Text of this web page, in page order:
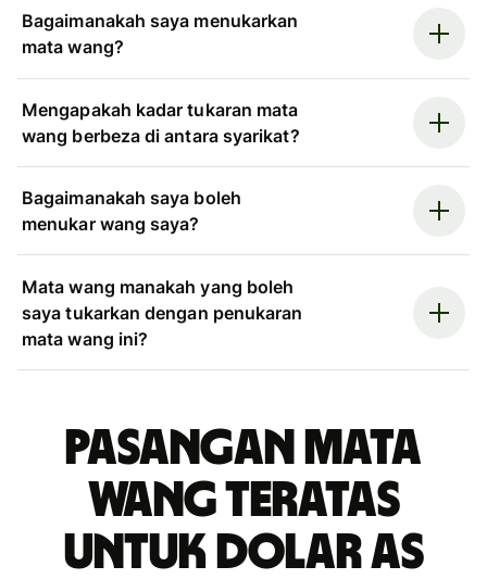
Bagaimanakah saya menukarkan
mata wang?
Mengapakah kadar tukaran mata
wang berbeza di antara syarikat?
Bagaimanakah saya boleh
menukar wang saya?
Mata wang manakah yang boleh
saya tukarkan dengan penukaran
mata wang ini?
Pasangan mata
wang teratas
untuk dolar AS